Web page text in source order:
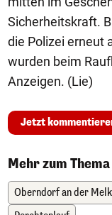
Sicherheitskraft.
die Polizei erneut
wurden beim
Anzeigen. (Lie)
Jetzt
Mehr zum Thema
Oberndorf an der Melk